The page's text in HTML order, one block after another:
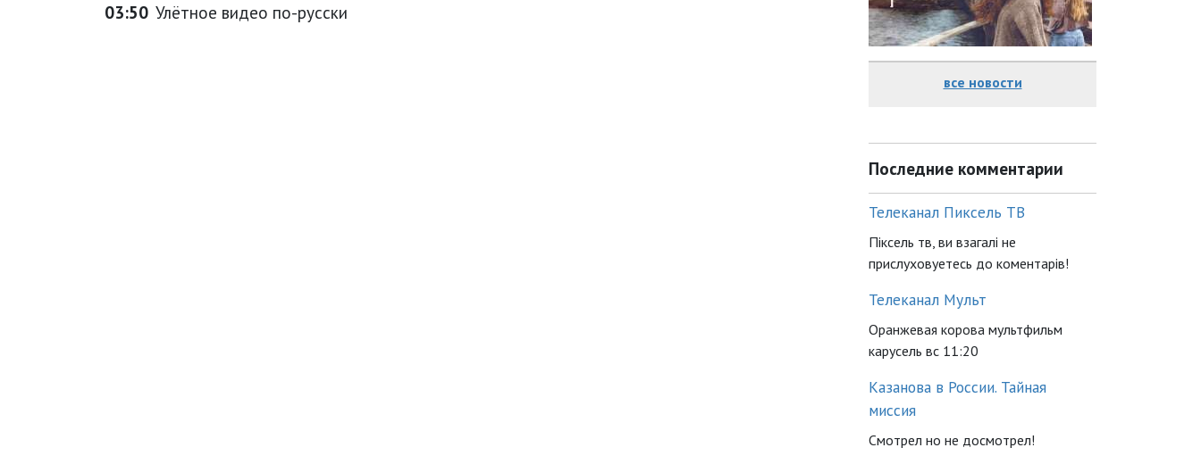
03:50 Улётное видео по-русски
все новости
Последние комментарии
Телеканал Пиксель ТВ
Піксель тв, ви взагалі не
прислуховуетесь до коментарів!
Телеканал Мульт
Оранжевая корова мультфильм
карусель вс 11:20
Казанова в России. Тайная
миссия
Смотрел но не досмотрел!